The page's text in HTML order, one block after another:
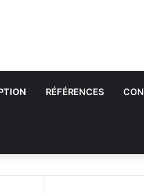
RÉFÉRENCES